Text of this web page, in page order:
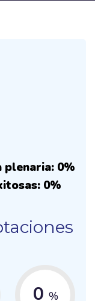
plenaria: 0%
0%
0 %